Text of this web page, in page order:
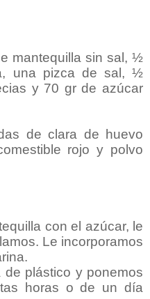
mantequilla sin sal, ½
una pizca de sal, ½
y 70 gr de azúcar
de clara de huevo
rojo y polvo
con el azúcar, le
Le incorporamos
plástico y ponemos
horas o de un día